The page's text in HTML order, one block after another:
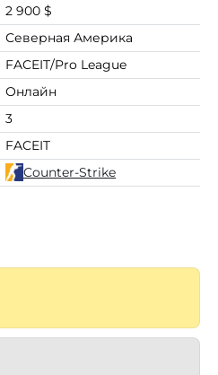
2 900 $
Северная Америка
FACEIT/Pro League
Онлайн
3
FACEIT
Counter-Strike